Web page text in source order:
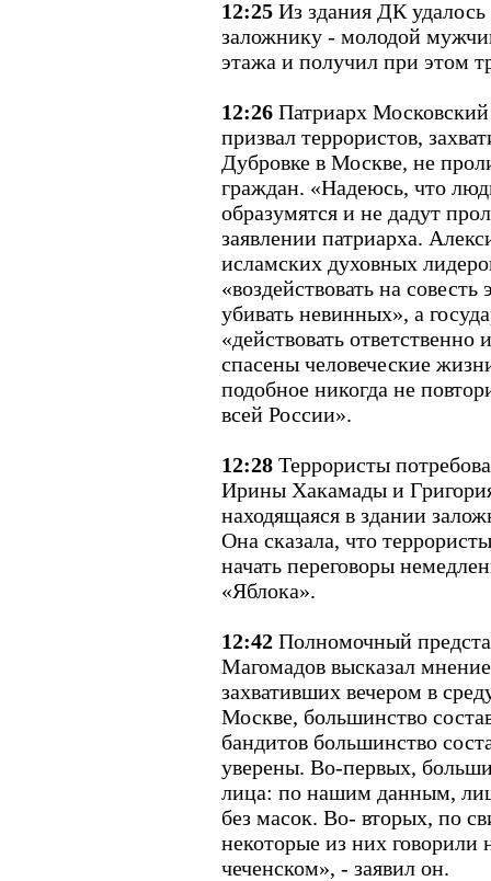
12:25 Из здания ДК
заложнику - молодой
этажа и получил при этом
12:26 Патриарх
призвал террористов,
Дубровке в Москве, не
граждан. «Надеюсь, что
образумятся и не дадут
заявлении патриарха.
исламских духовных
«воздействовать на
убивать невинных», а
«действовать
спасены человеческие
подобное никогда не
всей России».
12:28 Террористы
Ирины Хакамады и
находящаяся в здании
Она сказала, что
начать переговоры
«Яблока».
12:42 Полномочный
Магомадов высказал
захвативших вечером в
Москве, большинство
бандитов большинство
уверены. Во-первых,
лица: по нашим данным,
без масок. Во- вторых, по
некоторые из них говорили
чеченском», - заявил он.